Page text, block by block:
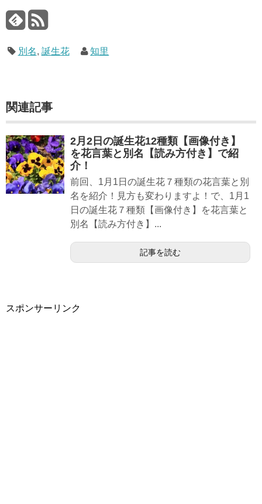
別名, 誕生花 知里
関連記事
2月2日の誕生花12種類【画像付き】
を花言葉と別名【読み方付き】で紹
介！
前回、1月1日の誕生花７種類の花言葉と別
名を紹介！見方も変わりますよ！で、1月1
日の誕生花７種類【画像付き】を花言葉と
別名【読み方付き】...
記事を読む
スポンサーリンク